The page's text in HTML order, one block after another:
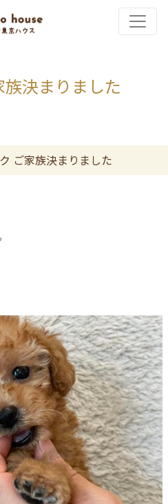
決まりました
ご家族決まりました